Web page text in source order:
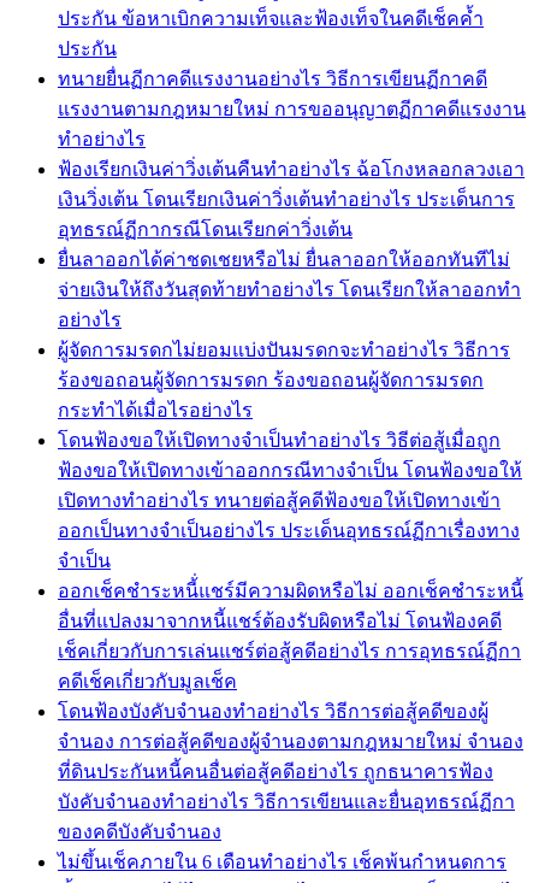
ประกัน ข้อหาเบิกความเท็จและฟ้องเท็จในคดีเช็คค้ำ
ประกัน
ทนายยื่นฏีกาคดีแรงงานอย่างไร วิธีการเขียนฏีกาคดี
แรงงานตามกฎหมายใหม่ การขออนุญาตฏีกาคดีแรงงาน
ทำอย่างไร
ฟ้องเรียกเงินค่าวิ่งเต้นคืนทำอย่างไร ฉ้อโกงหลอกลวงเอา
เงินวิ่งเต้น โดนเรียกเงินค่าวิ่งเต้นทำอย่างไร ประเด็นการ
อุทธรณ์ฏีกากรณีโดนเรียกค่าวิ่งเต้น
ยื่นลาออกได้ค่าชดเชยหรือไม่ ยื่นลาออกให้ออกทันทีไม่
จ่ายเงินให้ถึงวันสุดท้ายทำอย่างไร โดนเรียกให้ลาออกทำ
อย่างไร
ผู้จัดการมรดกไม่ยอมแบ่งปันมรดกจะทำอย่างไร วิธีการ
ร้องขอถอนผู้จัดการมรดก ร้องขอถอนผู้จัดการมรดก
กระทำได้เมื่อไรอย่างไร
โดนฟ้องขอให้เปิดทางจำเป็นทำอย่างไร วิธีต่อสู้เมื่อถูก
ฟ้องขอให้เปิดทางเข้าออกกรณีทางจำเป็น โดนฟ้องขอให้
เปิดทางทำอย่างไร ทนายต่อสู้คดีฟ้องขอให้เปิดทางเข้า
ออกเป็นทางจำเป็นอย่างไร ประเด็นอุทธรณ์ฏีกาเรื่องทาง
จำเป็น
ออกเช็คชำระหนี้่แชร์มีความผิดหรือไม่ ออกเช็คชำระหนี้
อื่นที่แปลงมาจากหนี้แชร์ต้องรับผิดหรือไม่ โดนฟ้องคดี
เช็คเกี่ยวกับการเล่นแชร์ต่อสู้คดีอย่างไร การอุทธรณ์ฏีกา
คดีเช็คเกี่ยวกับมูลเช็ค
โดนฟ้องบังคับจำนองทำอย่างไร วิธีการต่อสู้คดีของผู้
จำนอง การต่อสู้คดีของผู้จำนองตามกฎหมายใหม่ จำนอง
ที่ดินประกันหนี้คนอื่นต่อสู้คดีอย่างไร ถูกธนาคารฟ้อง
บังคับจำนองทำอย่างไร วิธีการเขียนและยื่นอุทธรณ์ฏีกา
ของคดีบังคับจำนอง
ไม่ขึ้นเช็คภายใน 6 เดือนทำอย่างไร เช็คพ้นกำหนดการ